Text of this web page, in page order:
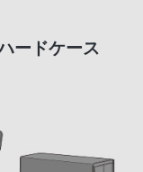
ードケース